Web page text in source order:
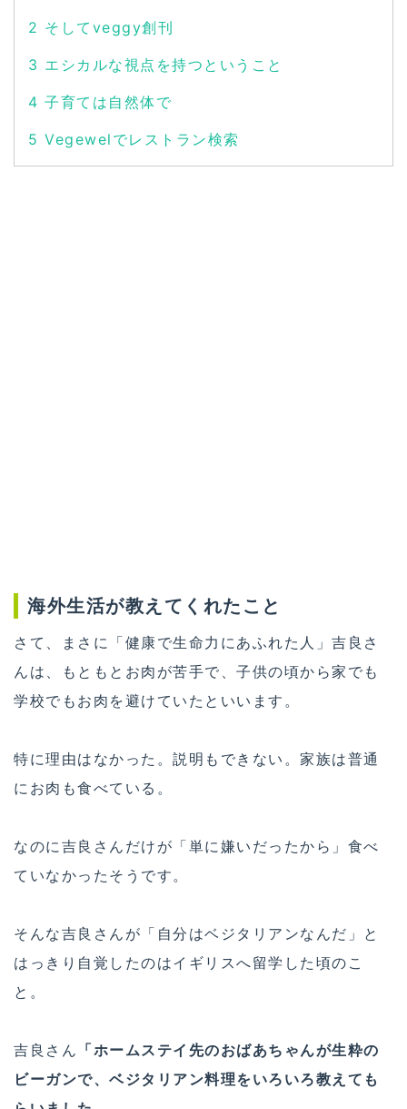
2 そしてveggy創刊
3 エシカルな視点を持つということ
4 子育ては自然体で
5 Vegewelでレストラン検索
海外生活が教えてくれたこと
さて、まさに「健康で生命力にあふれた人」吉良さ
んは、もともとお肉が苦手で、子供の頃から家でも
学校でもお肉を避けていたといいます。
特に理由はなかった。説明もできない。家族は普通
にお肉も食べている。
なのに吉良さんだけが「単に嫌いだったから」食べ
ていなかったそうです。
そんな吉良さんが「自分はベジタリアンなんだ」と
はっきり自覚したのはイギリスへ留学した頃のこ
と。
吉良さん 「ホームステイ先のおばあちゃんが生粋の
ビーガンで、ベジタリアン料理をいろいろ教えても